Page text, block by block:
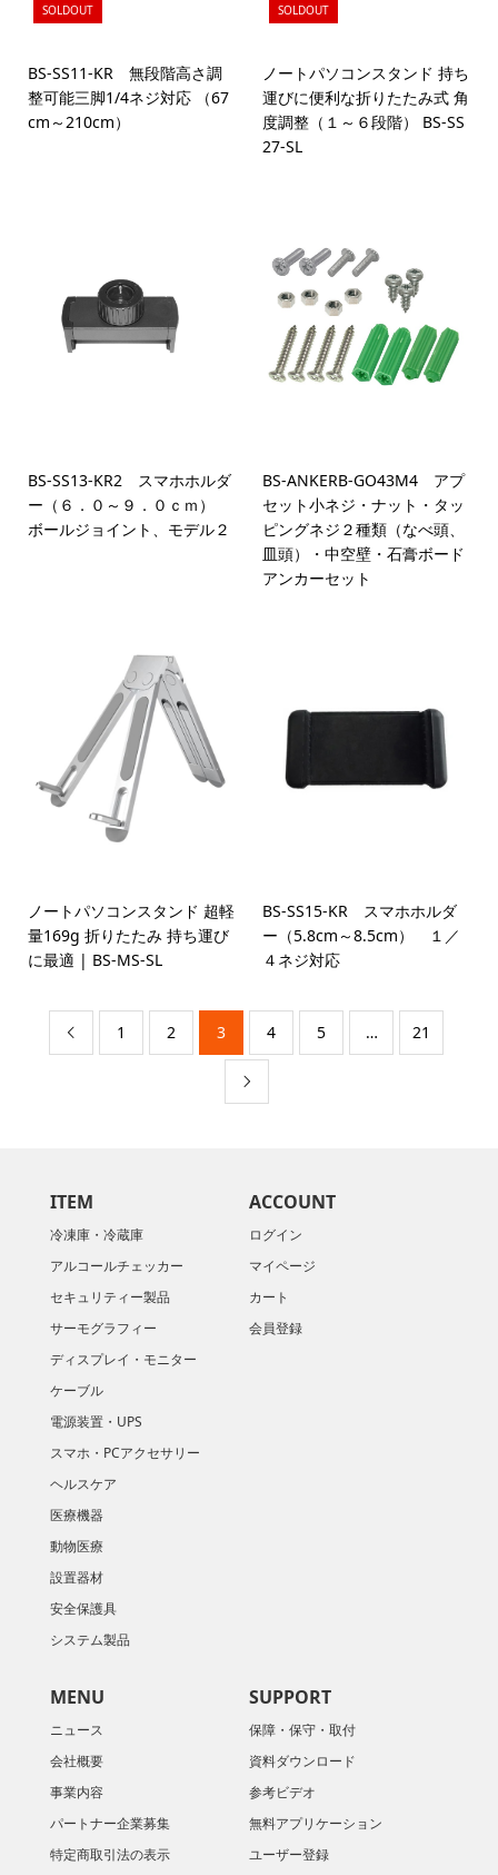
SOLDOUT
BS-SS11-KR 無段階高さ調
整可能三脚1/4ネジ対応 （67
cm～210cm）
SOLDOUT
ノートパソコンスタンド 持ち
運びに便利な折りたたみ式 角
度調整（１～６段階） BS-SS
27-SL
BS-SS13-KR2 スマホホルダ
ー（６．０～９．０ｃｍ）
ボールジョイント、モデル２
BS-ANKERB-GO43M4 アプ
セット小ネジ・ナット・タッ
ピングネジ２種類（なべ頭、
皿頭）・中空壁・石膏ボード
アンカーセット
ノートパソコンスタンド 超軽
量169g 折りたたみ 持ち運び
に最適 | BS-MS-SL
BS-SS15-KR スマホホルダ
ー（5.8cm～8.5cm） １／
４ネジ対応
 1 2 3 4 5 … 21

ITEM
冷凍庫・冷蔵庫
アルコールチェッカー
セキュリティー製品
サーモグラフィー
ディスプレイ・モニター
ケーブル
電源装置・UPS
スマホ・PCアクセサリー
ヘルスケア
医療機器
動物医療
設置器材
安全保護具
システム製品
ACCOUNT
ログイン
マイページ
カート
会員登録
MENU
ニュース
会社概要
​事業内容
パートナー企業募集
特定商取引法の表示
SUPPORT
保障・保守・取付
資料ダウンロード
参考ビデオ
無料アプリケーション
ユーザー登録